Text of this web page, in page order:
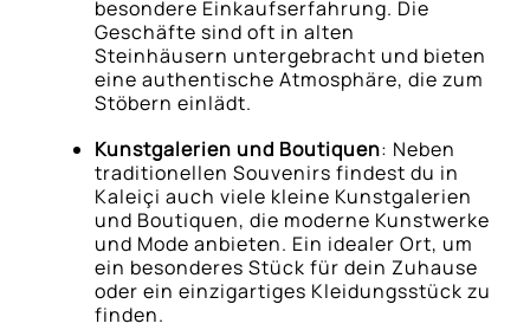
besondere Einkaufserfahrung. Die
Geschäfte sind oft in alten
Steinhäusern untergebracht und bieten
eine authentische Atmosphäre, die zum
Stöbern einlädt.
Kunstgalerien und Boutiquen: Neben
traditionellen Souvenirs findest du in
Kaleiçi auch viele kleine Kunstgalerien
und Boutiquen, die moderne Kunstwerke
und Mode anbieten. Ein idealer Ort, um
ein besonderes Stück für dein Zuhause
oder ein einzigartiges Kleidungsstück zu
finden.